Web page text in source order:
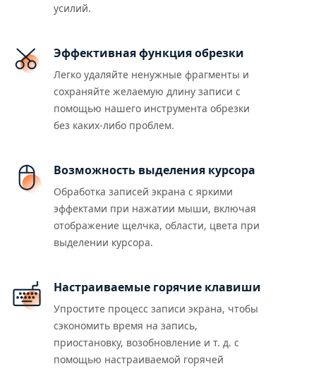
усилий.
Эффективная функция обрезки
Легко удаляйте ненужные фрагменты и
сохраняйте желаемую длину записи с
помощью нашего инструмента обрезки
без каких-либо проблем.
Возможность выделения курсора
Обработка записей экрана с яркими
эффектами при нажатии мыши, включая
отображение щелчка, области, цвета при
выделении курсора.
Настраиваемые горячие клавиши
Упростите процесс записи экрана, чтобы
сэкономить время на запись,
приостановку, возобновление и т. д. с
помощью настраиваемой горячей